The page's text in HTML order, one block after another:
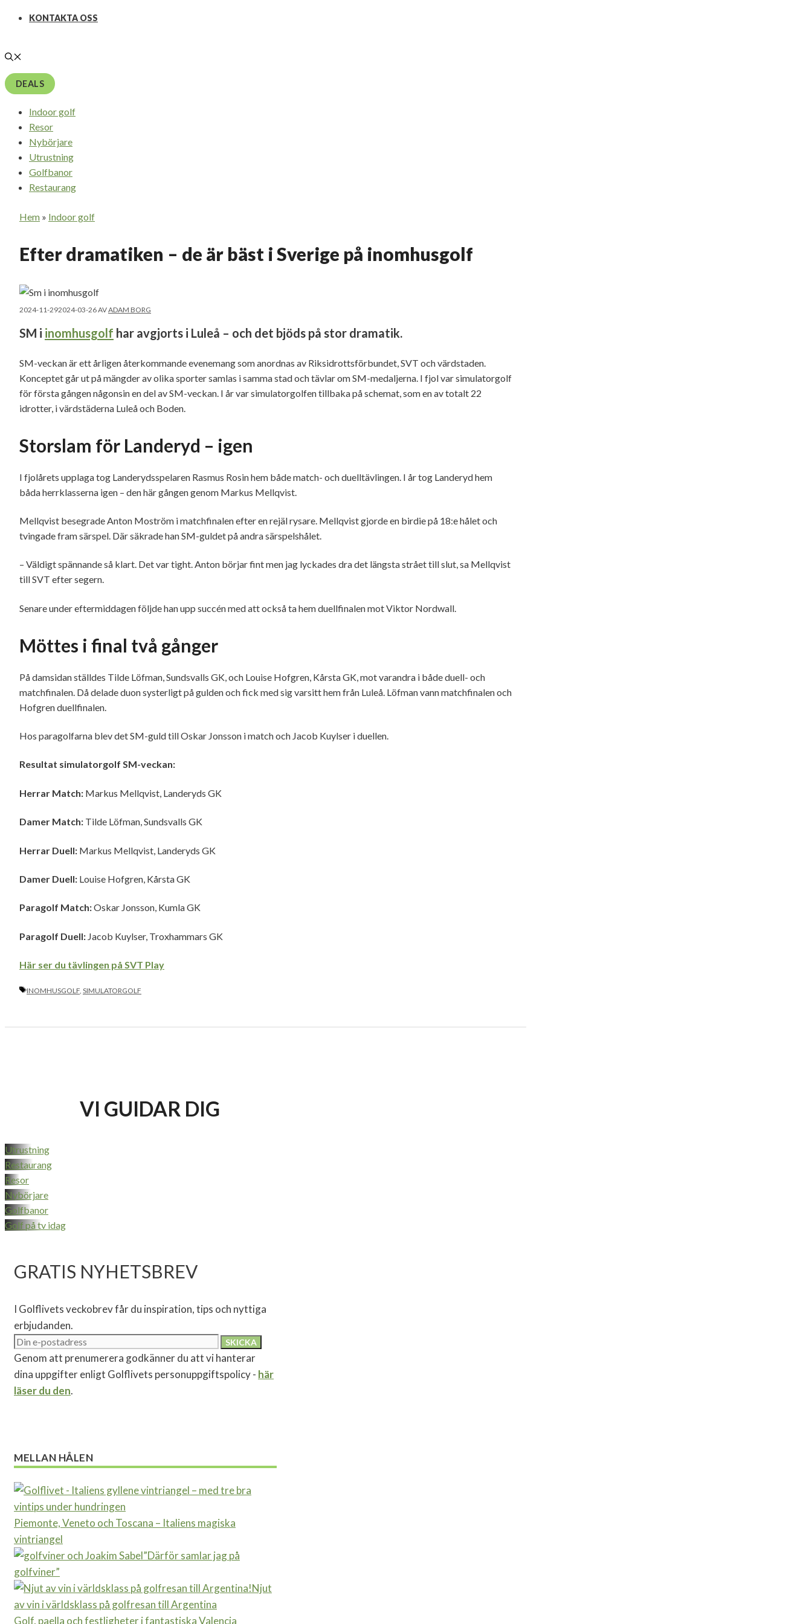
KONTAKTA OSS
DEALS
Indoor golf
Resor
Nybörjare
Utrustning
Golfbanor
Restaurang
Hem » Indoor golf
Efter dramatiken – de är bäst i Sverige på inomhusgolf
2024-11-292024-03-26AVADAM BORG
SM i inomhusgolf har avgjorts i Luleå – och det bjöds på stor dramatik.
SM-veckan är ett årligen återkommande evenemang som anordnas av Riksidrottsförbundet, SVT och värdstaden.
Konceptet går ut på mängder av olika sporter samlas i samma stad och tävlar om SM-medaljerna. I fjol var simulatorgolf
för första gången någonsin en del av SM-veckan. I år var simulatorgolfen tillbaka på schemat, som en av totalt 22
idrotter, i värdstäderna Luleå och Boden.
Storslam för Landeryd – igen
I fjolårets upplaga tog Landerydsspelaren Rasmus Rosin hem både match- och duelltävlingen. I år tog Landeryd hem
båda herrklasserna igen – den här gången genom Markus Mellqvist.
Mellqvist besegrade Anton Moström i matchfinalen efter en rejäl rysare. Mellqvist gjorde en birdie på 18:e hålet och
tvingade fram särspel. Där säkrade han SM-guldet på andra särspelshålet.
– Väldigt spännande så klart. Det var tight. Anton börjar fint men jag lyckades dra det längsta strået till slut, sa Mellqvist
till SVT efter segern.
Senare under eftermiddagen följde han upp succén med att också ta hem duellfinalen mot Viktor Nordwall.
Möttes i final två gånger
På damsidan ställdes Tilde Löfman, Sundsvalls GK, och Louise Hofgren, Kårsta GK, mot varandra i både duell- och
matchfinalen. Då delade duon systerligt på gulden och fick med sig varsitt hem från Luleå. Löfman vann matchfinalen och
Hofgren duellfinalen.
Hos paragolfarna blev det SM-guld till Oskar Jonsson i match och Jacob Kuylser i duellen.
Resultat simulatorgolf SM-veckan:
Herrar Match: Markus Mellqvist, Landeryds GK
Damer Match: Tilde Löfman, Sundsvalls GK
Herrar Duell: Markus Mellqvist, Landeryds GK
Damer Duell: Louise Hofgren, Kårsta GK
Paragolf Match:Oskar Jonsson, Kumla GK
Paragolf Duell: Jacob Kuylser, Troxhammars GK
Här ser du tävlingen på SVT Play
ETIKETTER
INOMHUSGOLF, SIMULATORGOLF
VI GUIDAR DIG
Utrustning
Restaurang
Resor
Nybörjare
Golfbanor
Golf på tv idag
GRATIS NYHETSBREV
I Golflivets veckobrev får du inspiration, tips och nyttiga
erbjudanden.
Genom att prenumerera godkänner du att vi hanterar
dina uppgifter enligt Golflivets personuppgiftspolicy - här
läser du den.
MELLAN HÅLEN
Piemonte, Veneto och Toscana – Italiens magiska
vintriangel
”Därför samlar jag på
golfviner”
Njut
av vin i världsklass på golfresan till Argentina
Golf, paella och festligheter i fantastiska Valencia